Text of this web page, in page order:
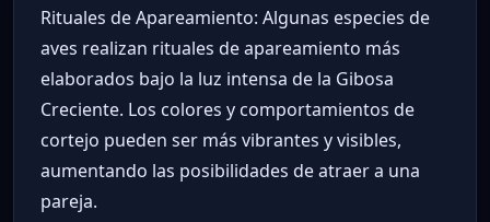
Rituales de Apareamiento: Algunas especies de
aves realizan rituales de apareamiento más
elaborados bajo la luz intensa de la Gibosa
Creciente. Los colores y comportamientos de
cortejo pueden ser más vibrantes y visibles,
aumentando las posibilidades de atraer a una
pareja.